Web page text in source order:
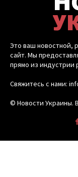
Это ваш новостной,
сайт. Мы
прямо из индустрии
Свяжитесь с нами:
© Новости Украины.